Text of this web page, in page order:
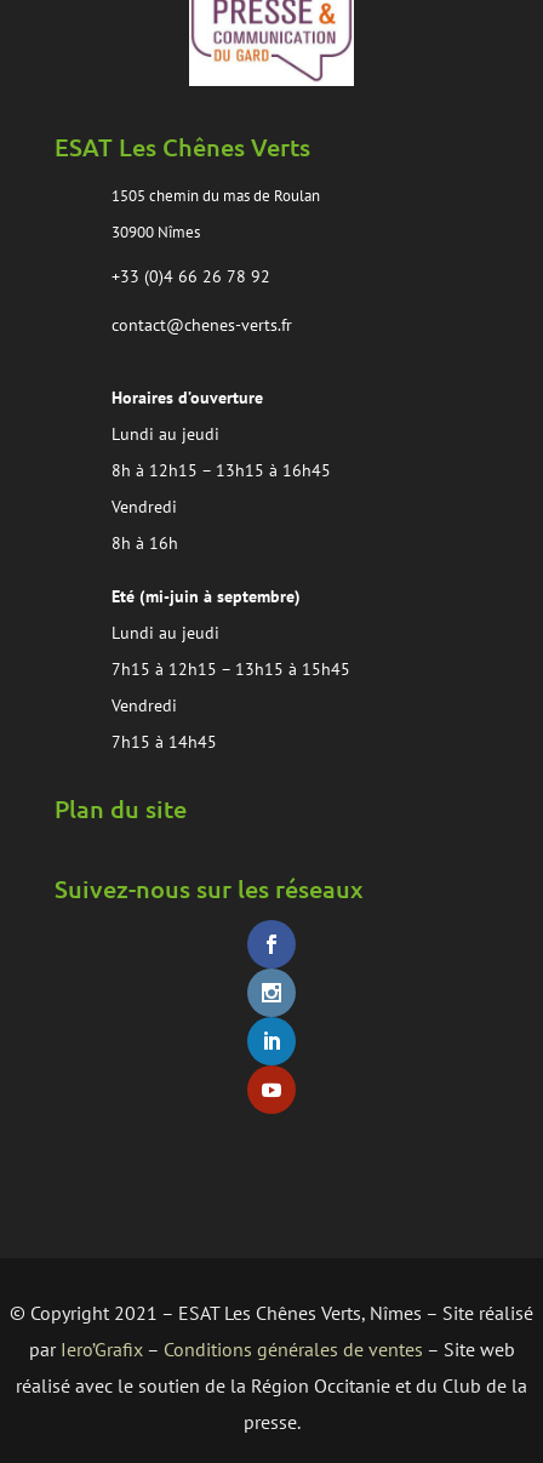
ESAT Les Chênes Verts
1505 chemin du mas de Roulan
30900 Nîmes
+33 (0)4 66 26 78 92
contact@chenes-verts.fr
Horaires d’ouverture
Lundi au jeudi
8h à 12h15 – 13h15 à 16h45
Vendredi
8h à 16h
Eté (mi-juin à septembre)
Lundi au jeudi
7h15 à 12h15 – 13h15 à 15h45
Vendredi
7h15 à 14h45
Plan du site
Suivez-nous sur les réseaux
© Copyright 2021 – ESAT Les Chênes Verts, Nîmes – Site réalisé
par Iero’Grafix– Conditions générales de ventes – Site web
réalisé avec le soutien de la Région Occitanie et du Club de la
presse.